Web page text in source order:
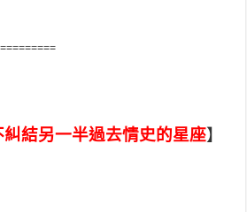
結另一半過去情史的星座】